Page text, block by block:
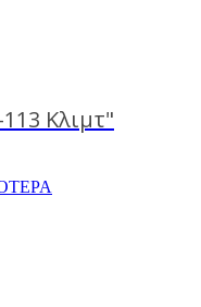
Κλιμτ"